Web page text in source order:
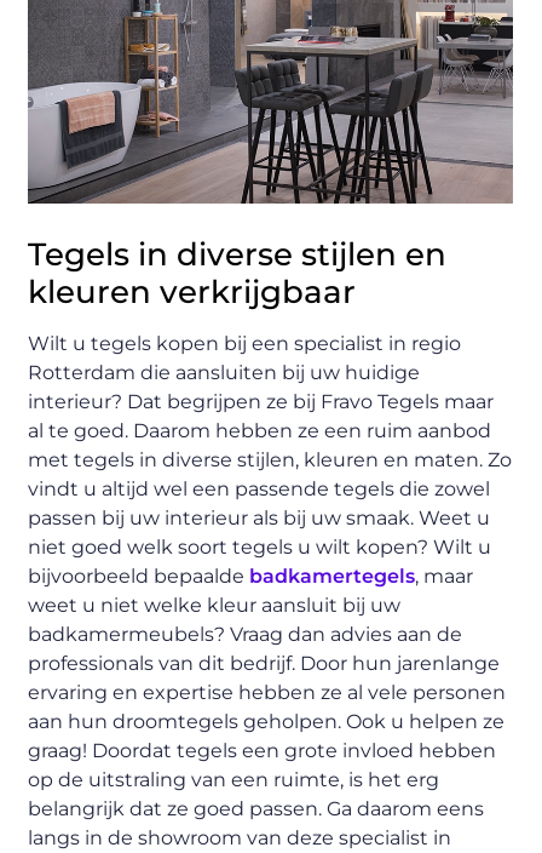
Tegels in diverse stijlen en
kleuren verkrijgbaar
Wilt u tegels kopen bij een specialist in regio
Rotterdam die aansluiten bij uw huidige
interieur? Dat begrijpen ze bij Fravo Tegels maar
al te goed. Daarom hebben ze een ruim aanbod
met tegels in diverse stijlen, kleuren en maten. Zo
vindt u altijd wel een passende tegels die zowel
passen bij uw interieur als bij uw smaak. Weet u
niet goed welk soort tegels u wilt kopen? Wilt u
bijvoorbeeld bepaalde badkamertegels, maar
weet u niet welke kleur aansluit bij uw
badkamermeubels? Vraag dan advies aan de
professionals van dit bedrijf. Door hun jarenlange
ervaring en expertise hebben ze al vele personen
aan hun droomtegels geholpen. Ook u helpen ze
graag! Doordat tegels een grote invloed hebben
op de uitstraling van een ruimte, is het erg
belangrijk dat ze goed passen. Ga daarom eens
langs in de showroom van deze specialist in